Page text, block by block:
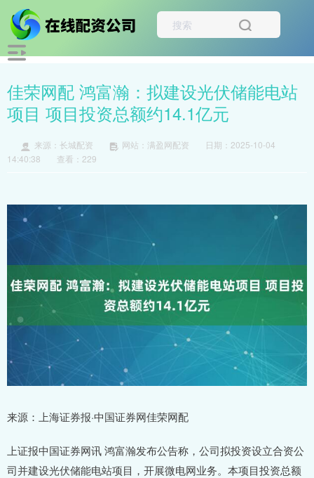
佳荣网配 鸿富瀚：拟建设光伏储能电站
项目 项目投资总额约14.1亿元
来源：长城配资 网站：满盈网配资
日期：2025-10-04
14:40:38
查看：229
来源：上海证券报·中国证券网佳荣网配
上证报中国证券网讯 鸿富瀚发布公告称，公司拟投资设立合资公
司并建设光伏储能电站项目，开展微电网业务。本项目投资总额